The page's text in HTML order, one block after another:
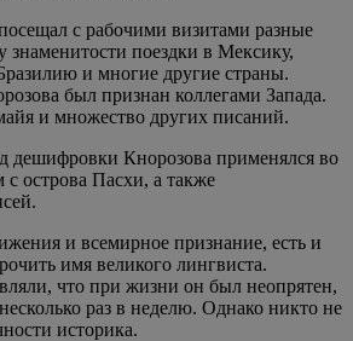
с рабочими визитами разные
знаменитости поездки в Мексику,
и многие другие страны.
был признан коллегами Запада.
и множество других писаний.
дешифровки Кнорозова применялся во
с острова Пасхи, а также
и всемирное признание, есть и
имя великого лингвиста.
что при жизни он был неопрятен,
раз в неделю. Однако никто не
историка.